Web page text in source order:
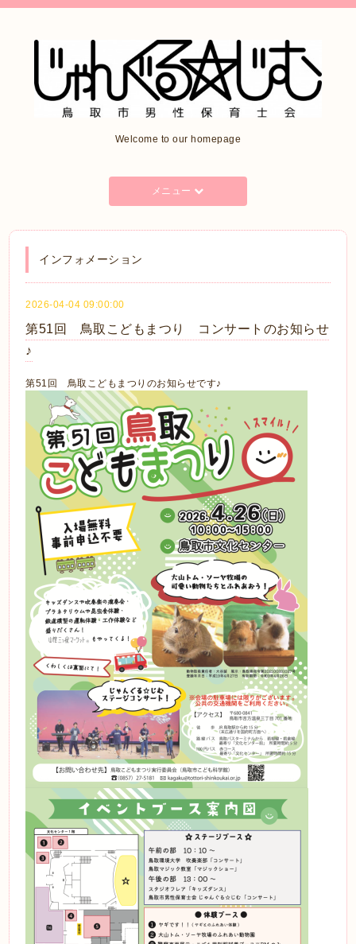
Welcome to our homepage
メニュー
インフォメーション
2026-04-04 09:00:00
第51回 鳥取こどもまつり コンサートのお知らせ
♪
第51回 鳥取こどもまつりのお知らせです♪